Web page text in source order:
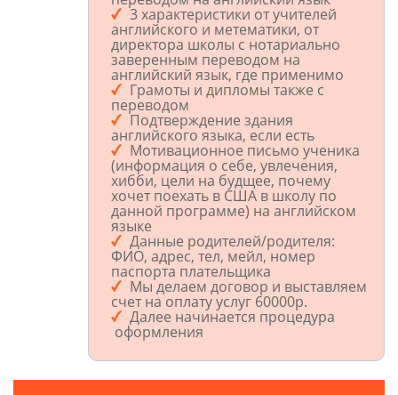
3 характеристики от учителей
английского и метематики, от
директора школы с нотариально
заверенным переводом на
английский язык, где применимо
Грамоты и дипломы также с
переводом
Подтверждение здания
английского языка, если есть
Мотивационное письмо ученика
(информация о себе, увлечения,
хибби, цели на будщее, почему
хочет поехать в США в школу по
данной программе) на английском
языке
Данные родителей/родителя:
ФИО, адрес, тел, мейл, номер
паспорта плательщика
Мы делаем договор и выставляем
счет на оплату услуг 60000р.
Далее начинается процедура
оформления